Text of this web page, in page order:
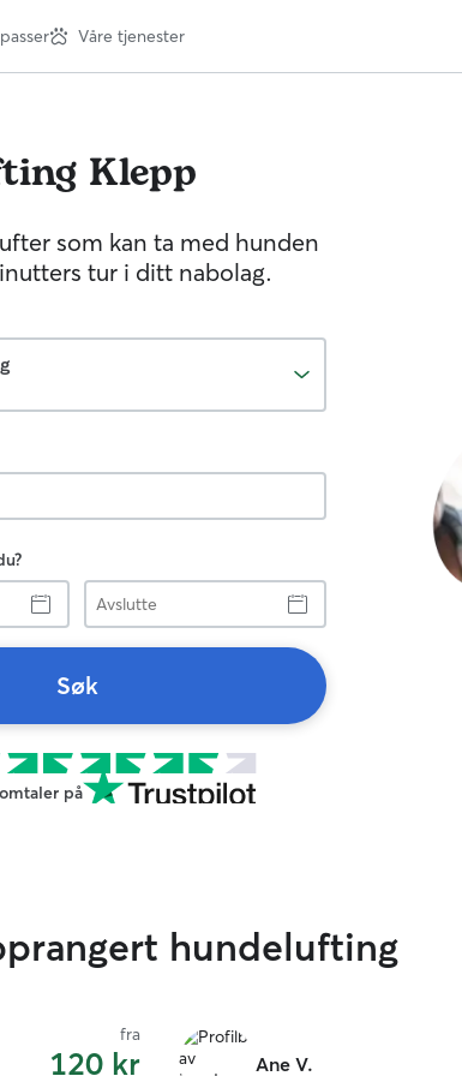
Våre tjenester
Klepp
som kan ta med hunden
tur i ditt nabolag.
Avslutte
Søk
på
hundelufting
fra
120 kr Ane V.